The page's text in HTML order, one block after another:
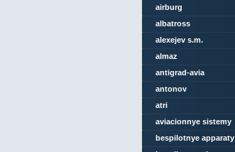
airburg
albatross
alexejev s.m.
almaz
antigrad-avia
antonov
atri
aviacionnye sistemy
bespilotnye apparaty